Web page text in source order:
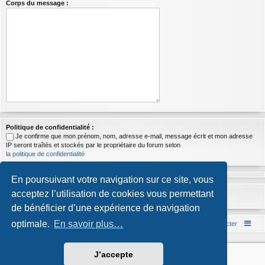
En poursuivant votre navigation sur ce site, vous
acceptez l’utilisation de cookies vous permettant
de bénéficier d’une expérience de navigation
optimale. En savoir plus…
J’accepte
Corps du message :
Politique de confidentialité :
Je confirme que mon prénom, nom, adresse e-mail, message écrit et mon adresse
IP seront traîtés et stockés par le propriétaire du forum selon
la politique de confidentialité
Accueil du forum Nous contacter
Développé parphpBB® Forum Software © phpBB Limited
Style parArty- phpBB 3.3 par MrGaby